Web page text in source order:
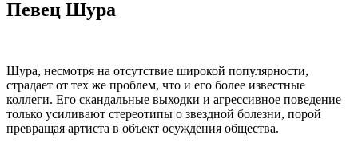
Певец Шура
Шура, несмотря на отсутствие широкой популярности,
страдает от тех же проблем, что и его более известные
коллеги. Его скандальные выходки и агрессивное поведение
только усиливают стереотипы о звездной болезни, порой
превращая артиста в объект осуждения общества.